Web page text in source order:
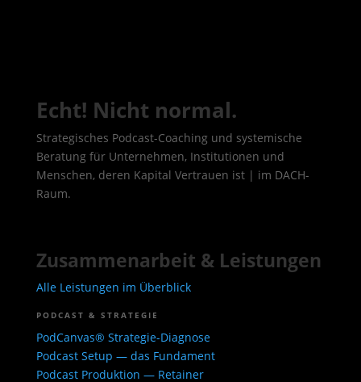
Echt! Nicht normal.
Strategisches Podcast-Coaching und systemische
Beratung für Unternehmen, Institutionen und
Menschen, deren Kapital Vertrauen ist | im DACH-
Raum.
Zusammenarbeit & Leistungen
Alle Leistungen im Überblick
PODCAST & STRATEGIE
PodCanvas® Strategie-Diagnose
Podcast Setup — das Fundament
Podcast Produktion — Retainer